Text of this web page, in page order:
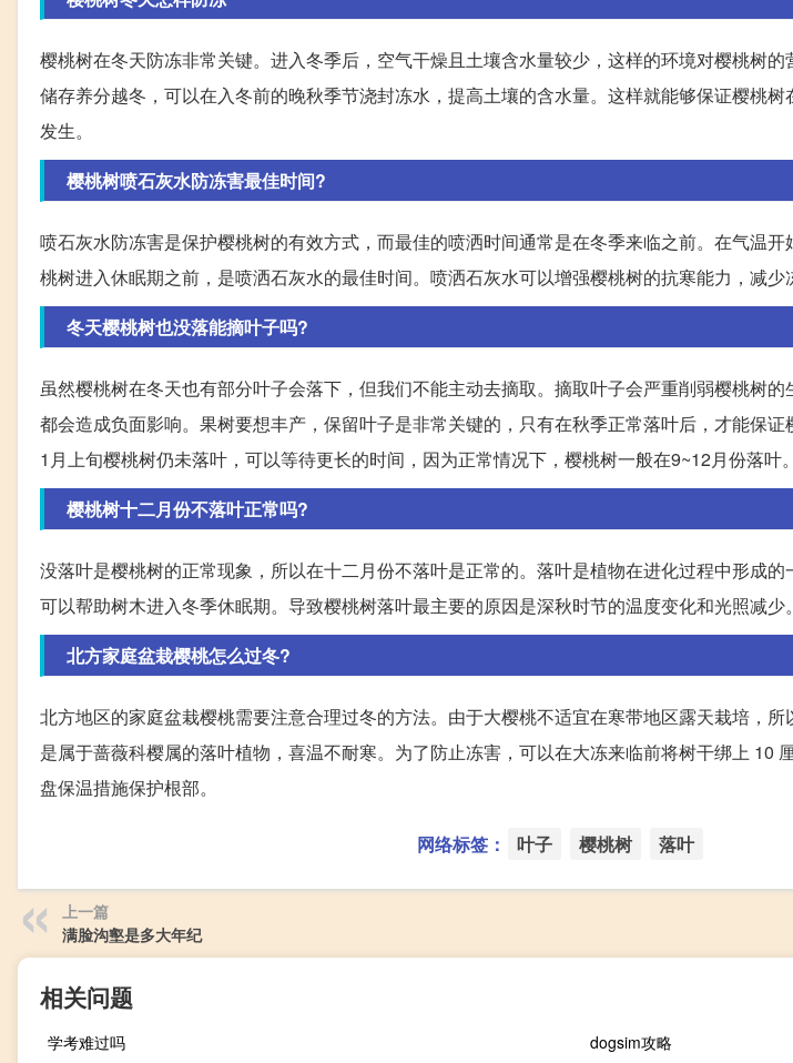
樱桃树在冬天防冻非常关键。进入冬季后，空气干燥且土壤含水量较少，这样的环境对樱桃树
储存养分越冬，可以在入冬前的晚秋季节浇封冻水，提高土壤的含水量。这样就能够保证樱桃
发生。
樱桃树喷石灰水防冻害最佳时间?
喷石灰水防冻害是保护樱桃树的有效方式，而最佳的喷洒时间通常是在冬季来临之前。在气温
桃树进入休眠期之前，是喷洒石灰水的最佳时间。喷洒石灰水可以增强樱桃树的抗寒能力，减少
冬天樱桃树也没落能摘叶子吗?
虽然樱桃树在冬天也有部分叶子会落下，但我们不能主动去摘取。摘取叶子会严重削弱樱桃树
都会造成负面影响。果树要想丰产，保留叶子是非常关键的，只有在秋季正常落叶后，才能保
1月上旬樱桃树仍未落叶，可以等待更长的时间，因为正常情况下，樱桃树一般在9~12月份落叶。
樱桃树十二月份不落叶正常吗?
没落叶是樱桃树的正常现象，所以在十二月份不落叶是正常的。落叶是植物在进化过程中形成
可以帮助树木进入冬季休眠期。导致樱桃树落叶最主要的原因是深秋时节的温度变化和光照减少。
北方家庭盆栽樱桃怎么过冬?
北方地区的家庭盆栽樱桃需要注意合理过冬的方法。由于大樱桃不适宜在寒带地区露天栽培，
是属于蔷薇科樱属的落叶植物，喜温不耐寒。为了防止冻害，可以在大冻来临前将树干绑上 10
盘保温措施保护根部。
网络标签： 叶子 樱桃树 落叶
上一篇
满脸沟壑是多大年纪
相关问题
学考难过吗 dogsim攻略